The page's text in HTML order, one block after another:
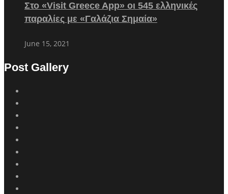
Στο «Visit Greece App» οι 545 ελληνικές
παραλίες με «Γαλάζια Σημαία»
June 15, 2021
Post Gallery